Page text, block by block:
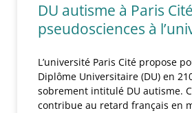
DU autisme à Paris
pseudosciences à
L’université Paris Cité propose
Diplôme Universitaire (DU) en
sobrement intitulé DU autisme.
contribue au retard français en